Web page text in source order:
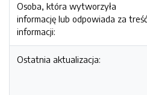
Osoba, która wytworzyła
informację lub odpowiada za treść
informacji:
Ostatnia aktualizacja: